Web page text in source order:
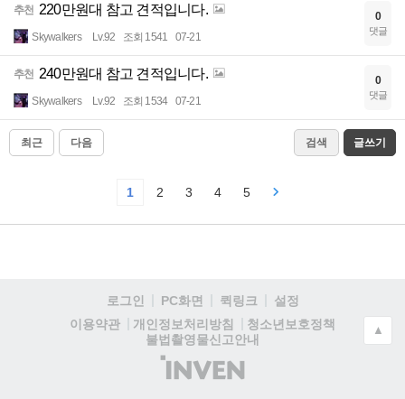
추천 220만원대 참고 견적입니다.
Skywalkers Lv.92 조회 1541 07-21
0
댓글
추천 240만원대 참고 견적입니다.
Skywalkers Lv.92 조회 1534 07-21
0
댓글
최근 다음 검색 글쓰기
1 2 3 4 5
로그인 PC화면 퀵링크
설정
이용약관
개인정보처리방침
청소년보호정책
불법촬영물신고안내
(주)
인
▲